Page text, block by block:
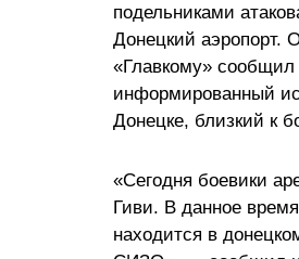
подельниками
Донецкий аэропорт.
«Главкому» сообщил
информированный
Донецке, близкий к
«Сегодня боевики
Гиви. В данное
находится в